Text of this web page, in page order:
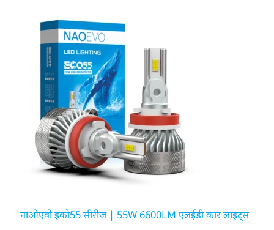
नाओएवो इको55 सीरीज | 55W 6600LM एलईडी कार लाइट्स